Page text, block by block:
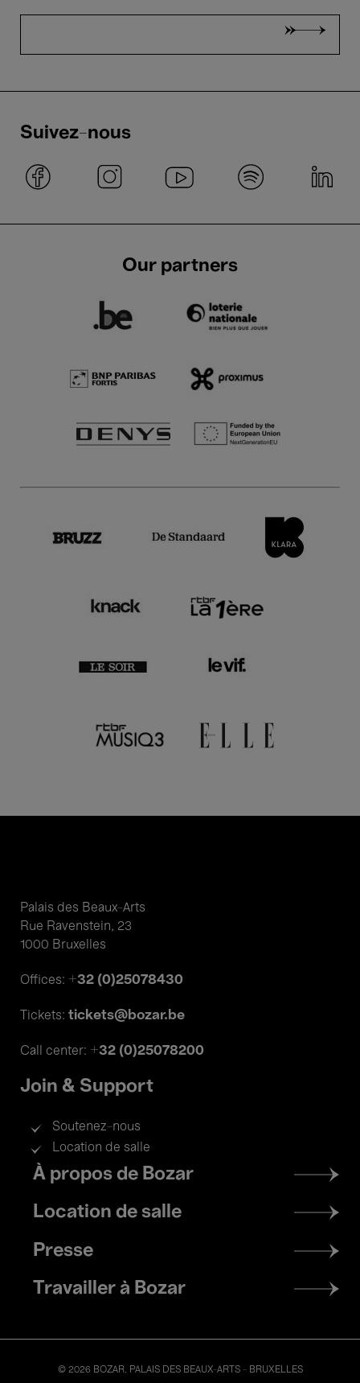
Suivez-nous
Our partners
Palais des Beaux-Arts
Rue Ravenstein, 23
1000 Bruxelles
Offices: +32 (0)25078430
Tickets: tickets@bozar.be
Call center: +32 (0)25078200
Join & Support
Soutenez-nous
Location de salle
Footer
menu
À propos de Bozar
Location de salle
Presse
Travailler à Bozar
© 2026 BOZAR. PALAIS DES BEAUX-ARTS - BRUXELLES